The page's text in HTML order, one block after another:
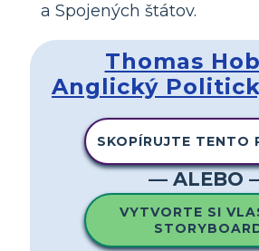
a Spojených štátov.
Thomas
Anglický
SKOPÍRUJTE TENTO
— ALEBO
VYTVORTE SI